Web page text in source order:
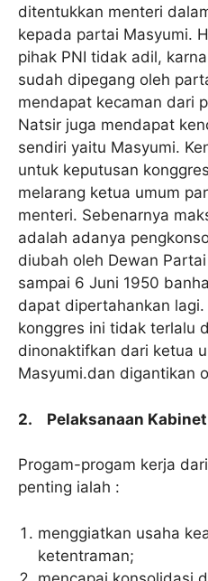
ditentukkan menteri
kepada partai Masyumi.
pihak PNI tidak adil,
sudah dipegang oleh
mendapat kecaman dari
Natsir juga mendapat
sendiri yaitu Masyumi.
untuk keputusan
melarang ketua umum
menteri. Sebenarnya
adalah adanya
diubah oleh Dewan
sampai 6 Juni 1950
dapat dipertahankan
konggres ini tidak terlalu
dinonaktifkan dari ketua
Masyumi.dan digantikan
2. Pelaksanaan
Progam-progam kerja
penting ialah :
menggiatkan usaha
ketentraman;